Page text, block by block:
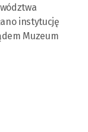
instytucję
Muzeum